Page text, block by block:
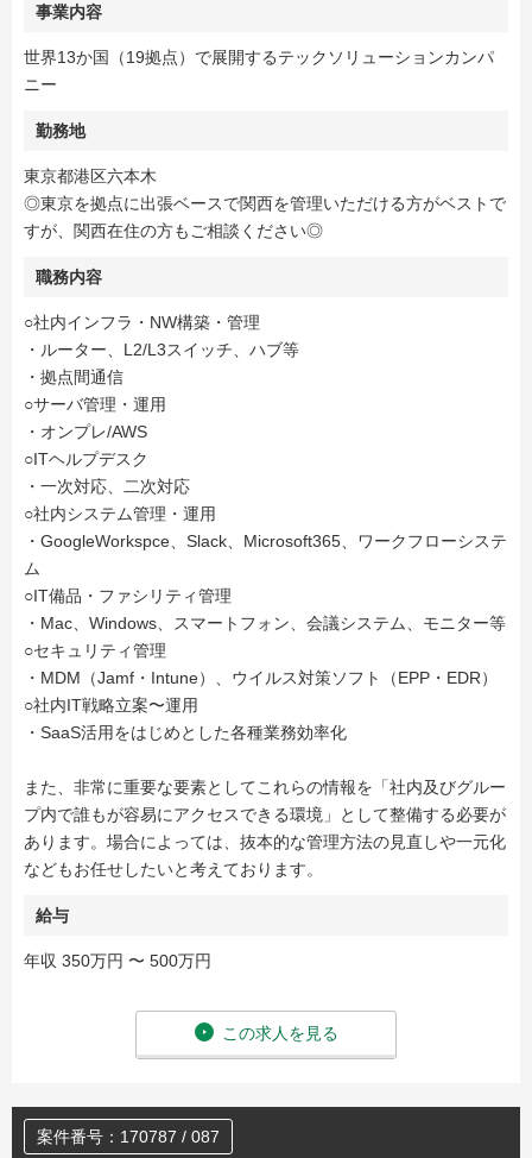
事業内容
世界13か国（19拠点）で展開するテックソリューションカンパ
ニー
勤務地
東京都港区六本木
◎東京を拠点に出張ベースで関西を管理いただける方がベストで
すが、関西在住の方もご相談ください◎
職務内容
○社内インフラ・NW構築・管理
・ルーター、L2/L3スイッチ、ハブ等
・拠点間通信
○サーバ管理・運用
・オンプレ/AWS
○ITヘルプデスク
・一次対応、二次対応
○社内システム管理・運用
・GoogleWorkspce、Slack、Microsoft365、ワークフローシステ
ム
○IT備品・ファシリティ管理
・Mac、Windows、スマートフォン、会議システム、モニター等
○セキュリティ管理
・MDM（Jamf・Intune）、ウイルス対策ソフト（EPP・EDR）
○社内IT戦略立案〜運用
・SaaS活用をはじめとした各種業務効率化
また、非常に重要な要素としてこれらの情報を「社内及びグルー
プ内で誰もが容易にアクセスできる環境」として整備する必要が
あります。場合によっては、抜本的な管理方法の見直しや一元化
などもお任せしたいと考えております。
給与
年収 350万円 〜 500万円
この求人を見る
案件番号：170787 / 087